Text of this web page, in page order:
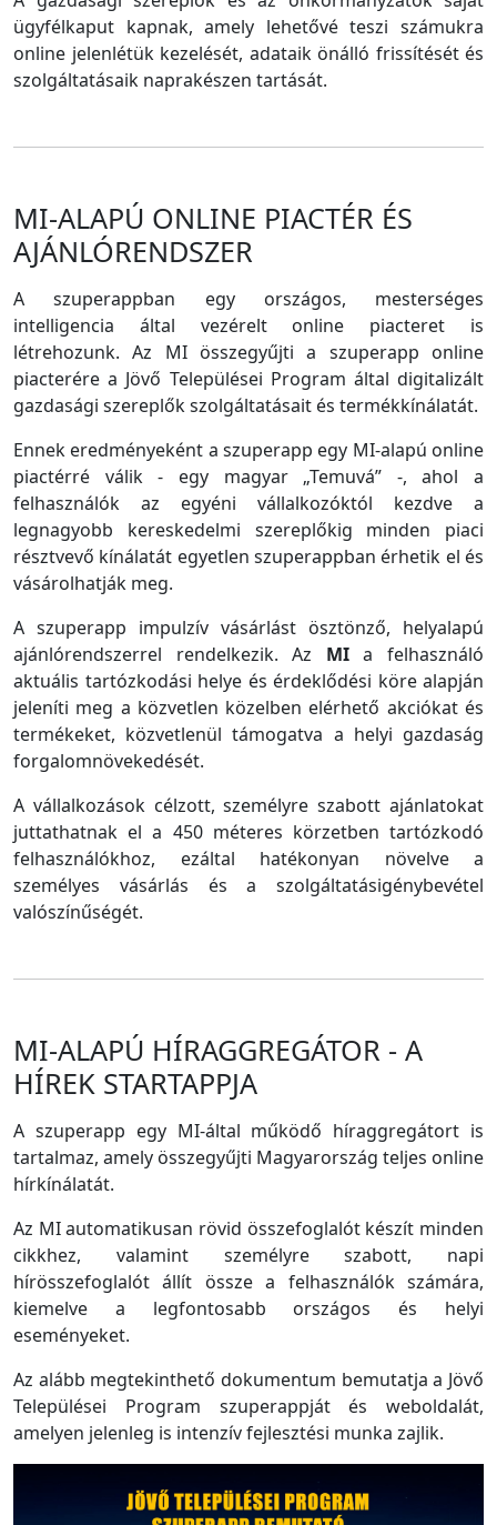
ügyfélkaput kapnak, amely lehetővé teszi számukra
online jelenlétük kezelését, adataik önálló frissítését és
szolgáltatásaik naprakészen tartását.
MI-ALAPÚ ONLINE PIACTÉR ÉS
AJÁNLÓRENDSZER
A szuperappban egy országos, mesterséges
intelligencia által vezérelt online piacteret is
létrehozunk. Az MI összegyűjti a szuperapp online
piacterére a Jövő Települései Program által digitalizált
gazdasági szereplők szolgáltatásait és termékkínálatát.
Ennek eredményeként a szuperapp egy MI-alapú online
piactérré válik - egy magyar „Temuvá” -, ahol a
felhasználók az egyéni vállalkozóktól kezdve a
legnagyobb kereskedelmi szereplőkig minden piaci
résztvevő kínálatát egyetlen szuperappban érhetik el és
vásárolhatják meg.
A szuperapp impulzív vásárlást ösztönző, helyalapú
ajánlórendszerrel rendelkezik. Az MIa felhasználó
aktuális tartózkodási helye és érdeklődési köre alapján
jeleníti meg a közvetlen közelben elérhető akciókat és
termékeket, közvetlenül támogatva a helyi gazdaság
forgalomnövekedését.
A vállalkozások célzott, személyre szabott ajánlatokat
juttathatnak el a 450 méteres körzetben tartózkodó
felhasználókhoz, ezáltal hatékonyan növelve a
személyes vásárlás és a szolgáltatásigénybevétel
valószínűségét.
MI-ALAPÚ HÍRAGGREGÁTOR - A
HÍREK STARTAPPJA
A szuperapp egy MI-által működő híraggregátort is
tartalmaz, amely összegyűjti Magyarország teljes online
hírkínálatát.
Az MI automatikusan rövid összefoglalót készít minden
cikkhez, valamint személyre szabott, napi
hírösszefoglalót állít össze a felhasználók számára,
kiemelve a legfontosabb országos és helyi
eseményeket.
Az alább megtekinthető dokumentum bemutatja a Jövő
Települései Program szuperappját és weboldalát,
amelyen jelenleg is intenzív fejlesztési munka zajlik.